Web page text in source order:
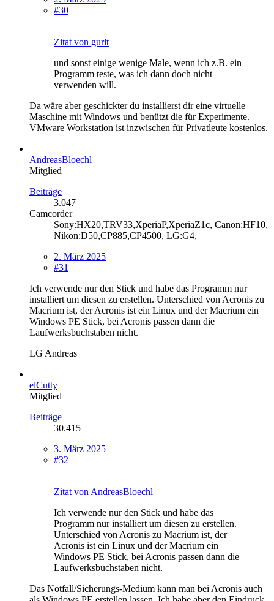
#30
Zitat von gurlt
und sonst einige wenige Male, wenn ich z.B. ein
Programm teste, was ich dann doch nicht
verwenden will.
Da wäre aber geschickter du installierst dir eine virtuelle
Maschine mit Windows und benützt die für Experimente.
VMware Workstation ist inzwischen für Privatleute kostenlos.
AndreasBloechl
Mitglied
Beiträge
3.047
Camcorder
Sony:HX20,TRV33,XperiaP,XperiaZ1c, Canon:HF10,
Nikon:D50,CP885,CP4500, LG:G4,
2. März 2025
#31
Ich verwende nur den Stick und habe das Programm nur
installiert um diesen zu erstellen. Unterschied von Acronis zu
Macrium ist, der Acronis ist ein Linux und der Macrium ein
Windows PE Stick, bei Acronis passen dann die
Laufwerksbuchstaben nicht.
LG Andreas
elCutty
Mitglied
Beiträge
30.415
3. März 2025
#32
Zitat von AndreasBloechl
Ich verwende nur den Stick und habe das
Programm nur installiert um diesen zu erstellen.
Unterschied von Acronis zu Macrium ist, der
Acronis ist ein Linux und der Macrium ein
Windows PE Stick, bei Acronis passen dann die
Laufwerksbuchstaben nicht.
Das Notfall/Sicherungs-Medium kann man bei Acronis auch